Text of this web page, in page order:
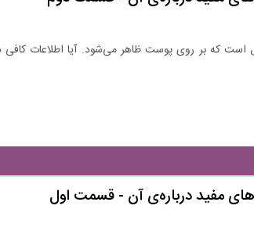
بر روی پوست ظاهر می‌شود. آیا اطلاعات کافی
مفید درباره‌ی آن - قسمت اول